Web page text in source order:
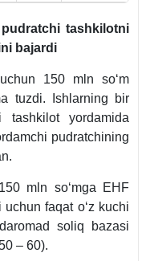
tashkilotni
bajardi
150 mln soʻm
tuzdi. Ishlarning bir
yordamida
pudratchining
mln soʻmga EHF
faqat oʻz kuchi
soliq bazasi
– 60).